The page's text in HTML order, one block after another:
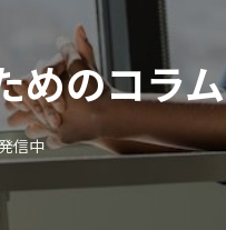
めのコラム
信中